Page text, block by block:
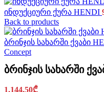
ინდუქციური ქურა HENDI
Back to products
ბრინჯის სახარში ქვაბი
Concept
ბრინჯის სახარში
1,144.50₾